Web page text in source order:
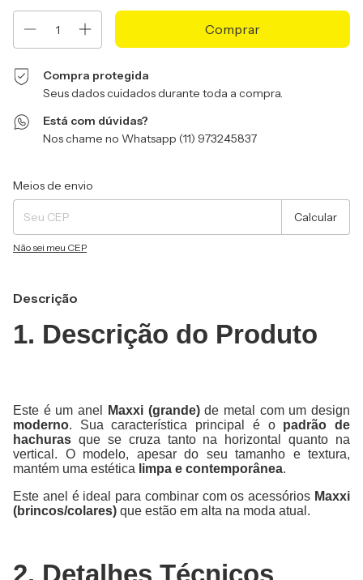
Compra protegida
Seus dados cuidados durante toda a compra.
Está com dúvidas?
Nos chame no Whatsapp (11) 973245837
Entregas para o CEP:
Meios de envio
Calcular
Não sei meu CEP
Descrição
1. Descrição do Produto
Este é um anel Maxxi (grande)de metal com um design
moderno. Sua característica principal é o padrão de
hachuras que se cruza tanto na horizontal quanto na
vertical. O modelo, apesar do seu tamanho e textura,
mantém uma estética limpa e contemporânea.
Este anel é ideal para combinar com os acessórios Maxxi
(brincos/colares) que estão em alta na moda atual.